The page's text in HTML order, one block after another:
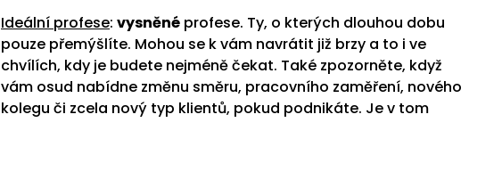
Ideální profese: vysněné profese. Ty, o kterých dlouhou dobu
pouze přemýšlíte. Mohou se k vám navrátit již brzy a to i ve
chvílích, kdy je budete nejméně čekat. Také zpozorněte, když
vám osud nabídne změnu směru, pracovního zaměření, nového
kolegu či zcela nový typ klientů, pokud podnikáte. Je v tom